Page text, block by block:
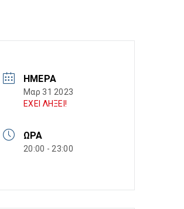
ΗΜΈΡΑ
Μαρ 31 2023
ΕΧΕΙ ΛΗΞΕΙ!
ΏΡΑ
20:00 - 23:00